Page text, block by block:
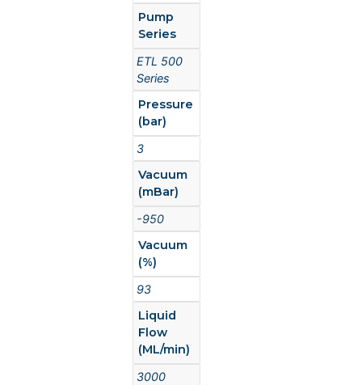
Pump
Series
ETL 500
Series
Pressure
(bar)
3
Vacuum
(mBar)
-950
Vacuum
(%)
93
Liquid
Flow
(ML/min)
3000